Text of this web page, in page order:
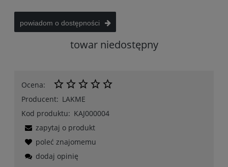
powiadom o dostępności
towar niedostępny
Ocena:
Producent: LAKME
Kod produktu: KAJ000004
zapytaj o produkt
poleć znajomemu
dodaj opinię